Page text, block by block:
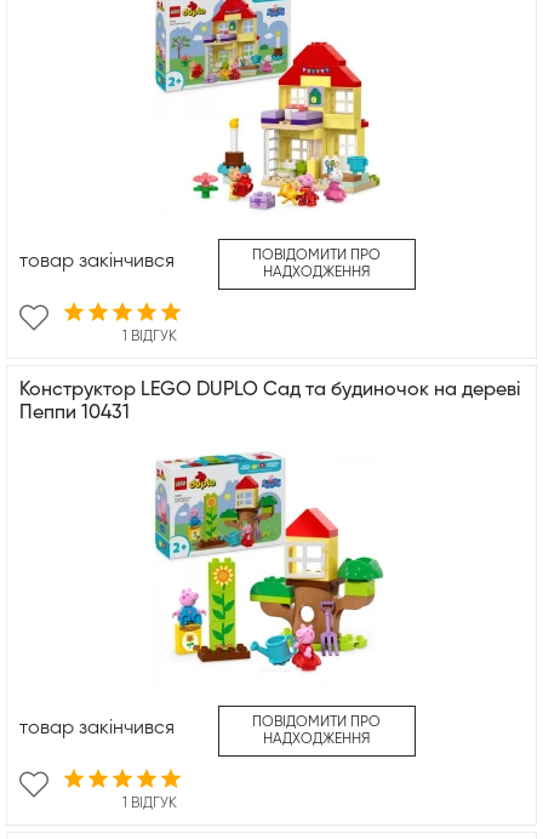
1 ВІДГУК
товар закінчився
ПОВІДОМИТИ ПРО
НАДХОДЖЕННЯ
Конструктор LEGO DUPLO Сад та будиночок на дереві
Пеппи 10431
1 ВІДГУК
товар закінчився
ПОВІДОМИТИ ПРО
НАДХОДЖЕННЯ